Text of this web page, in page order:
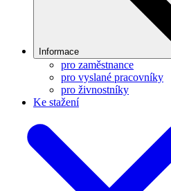
Informace
pro zaměstnance
pro vyslané pracovníky
pro živnostníky
Ke stažení